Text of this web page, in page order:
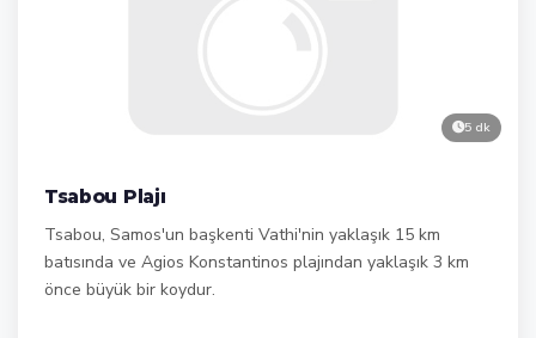
5 dk
Tsabou Plajı
Tsabou, Samos'un başkenti Vathi'nin yaklaşık 15 km
batısında ve Agios Konstantinos plajından yaklaşık 3 km
önce büyük bir koydur.